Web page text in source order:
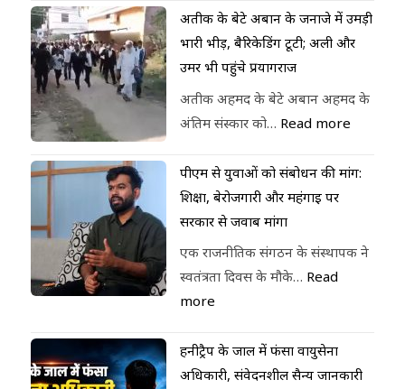
अतीक के बेटे अबान के जनाजे में उमड़ी
भारी भीड़, बैरिकेडिंग टूटी; अली और
उमर भी पहुंचे प्रयागराज
अतीक अहमद के बेटे अबान अहमद के
अंतिम संस्कार को… Read more
पीएम से युवाओं को संबोधन की मांग:
शिक्षा, बेरोजगारी और महंगाई पर
सरकार से जवाब मांगा
एक राजनीतिक संगठन के संस्थापक ने
स्वतंत्रता दिवस के मौके… Read
more
हनीट्रैप के जाल में फंसा वायुसेना
अधिकारी, संवेदनशील सैन्य जानकारी